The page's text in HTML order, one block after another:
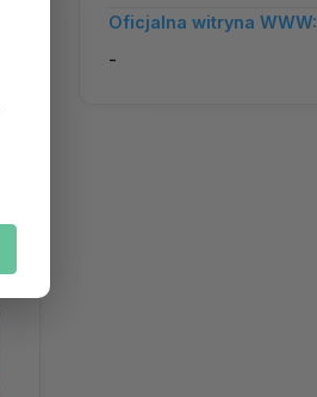
Oficjalna witryna WWW:
-